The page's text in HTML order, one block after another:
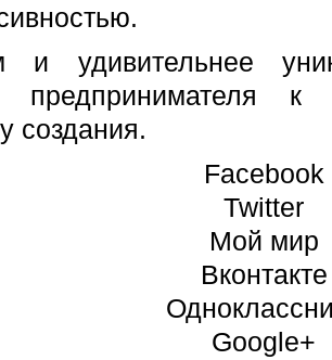
удивительнее
предпринимателя к
создания.
Facebook
Twitter
Мой мир
Вконтакте
Google+